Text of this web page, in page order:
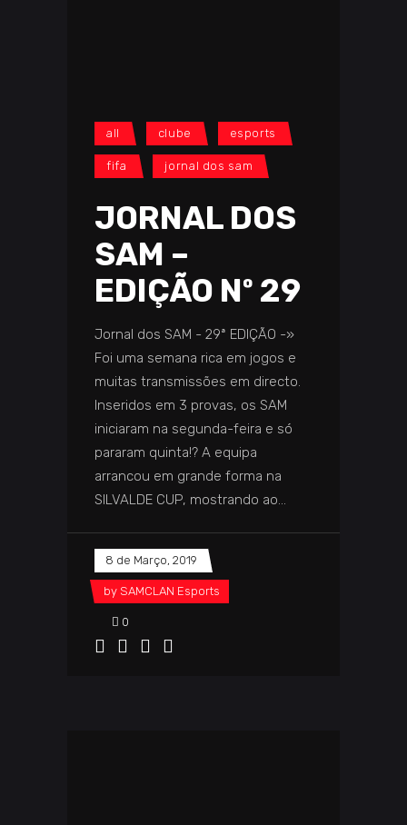
all clube esports
fifa jornal dos sam
JORNAL DOS
SAM –
EDIÇÃO Nº 29
Jornal dos SAM - 29ª EDIÇÃO -»
Foi uma semana rica em jogos e
muitas transmissões em directo.
Inseridos em 3 provas, os SAM
iniciaram na segunda-feira e só
pararam quinta!? A equipa
arrancou em grande forma na
SILVALDE CUP, mostrando ao
8 de Março, 2019
by SAMCLAN Esports
0